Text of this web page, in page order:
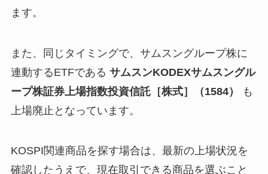
ます。
また、同じタイミングで、サムスングループ株に
連動するETFである サムスンKODEXサムスングル
ープ株証券上場指数投資信託［株式］（1584）
も
上場廃止となっています。
KOSPI関連商品を探す場合は、最新の上場状況を
確認したうえで、現在取引できる商品を選ぶこと